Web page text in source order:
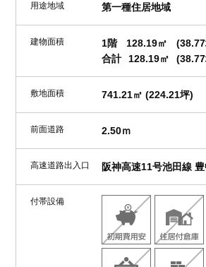
用途地域 第一種住居地域
建物面積 1階 128.19㎡
合計
128.19㎡
敷地面積 741.21㎡ (224.21坪)
前面道路 2.50ｍ
高速道路出入口 阪神高速11号池田線 豊
付帯設備